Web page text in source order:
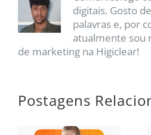
digitais. Gosto
palavras e, por
atualmente sou
de marketing na Higiclear!
Postagens